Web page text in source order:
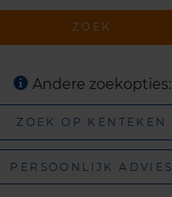
ZOEK
Andere zoekopties:
ZOEK OP KENTEKEN
PERSOONLIJK ADVIES